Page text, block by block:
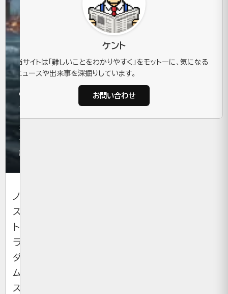
る
の
か
年7月4
日
芸
能・
話題
ノ
ス
ト
ラ
ダ
ム
ス
ケント
当サイトは「難しいことをわかりやすく」をモットーに、気になる
ニュースや出来事を深掘りしています。
お問い合わせ